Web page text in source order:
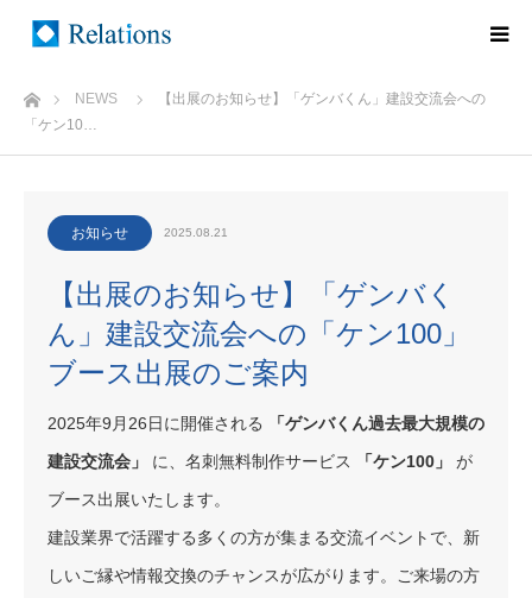
ホームNEWS
【出展のお知らせ】「ゲンバくん」建設交流会への
「ケン10…
お知らせ 2025.08.21
【出展のお知らせ】「ゲンバく
ん」建設交流会への「ケン100」
ブース出展のご案内
2025年9月26日に開催される
「ゲンバくん過去最大規模の
建設交流会」
に、名刺無料制作サービス 「ケン100」
が
ブース出展いたします。
建設業界で活躍する多くの方が集まる交流イベントで、新
しいご縁や情報交換のチャンスが広がります。ご来場の方